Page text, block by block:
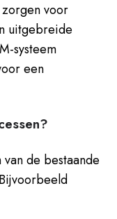
voor
uitgebreide
systeem
een
de bestaande